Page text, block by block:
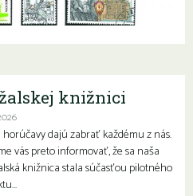
knižnici
dajú zabrať každému z nás.
vás preto informovať, že sa naša
knižnica stala súčasťou pilotného